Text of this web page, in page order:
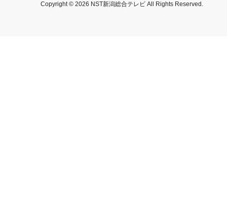
Copyright © 2026 NST新潟総合テレビ All Rights Reserved.